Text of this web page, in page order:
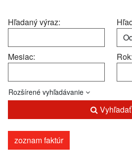
Hľadaný výraz:
Mesiac: Rok:
Rozšírené vyhľadávanie
Vyhľadať
zoznam faktúr